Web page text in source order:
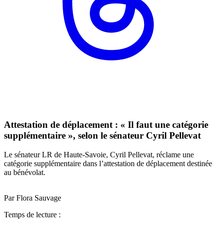
Attestation de déplacement : « Il faut une catégorie
supplémentaire », selon le sénateur Cyril Pellevat
Le sénateur LR de Haute-Savoie, Cyril Pellevat, réclame une
catégorie supplémentaire dans l’attestation de déplacement destinée
au bénévolat.
Par Flora Sauvage
Temps de lecture :